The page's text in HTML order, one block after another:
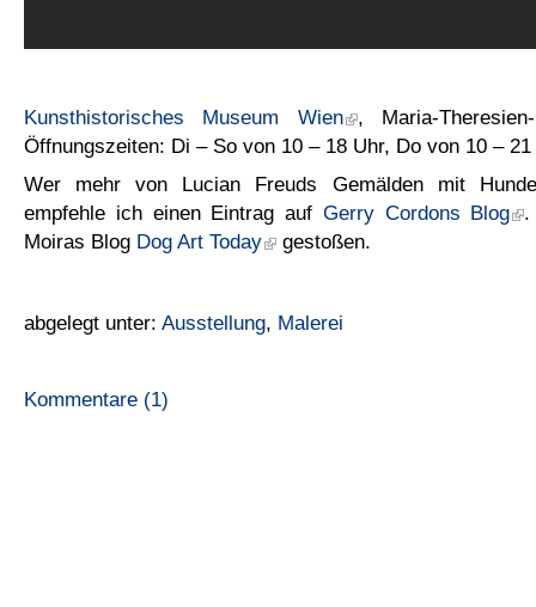
Kunsthistorisches Museum Wien , Maria-
Öffnungszeiten: Di – So von 10 – 18 Uhr, Do von 10 – 21
Wer mehr von Lucian Freuds Gemälden mit
empfehle ich einen Eintrag auf Gerry Cordons Blog
.
Moiras Blog Dog Art Today gestoßen.
abgelegt unter: Ausstellung, Malerei
Kommentare (1)